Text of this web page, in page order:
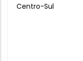
Centro-Sul